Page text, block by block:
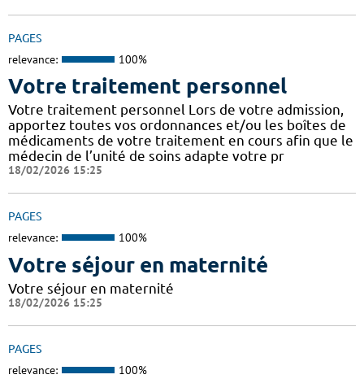
PAGES
relevance: 100%
Votre traitement personnel
Votre traitement personnel Lors de votre admission,
apportez toutes vos ordonnances et/ou les boîtes de
médicaments de votre traitement en cours afin que le
médecin de l’unité de soins adapte votre pr
18/02/2026 15:25
PAGES
relevance: 100%
Votre séjour en maternité
Votre séjour en maternité
18/02/2026 15:25
PAGES
relevance: 100%